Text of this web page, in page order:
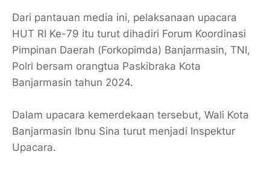
Dari pantauan media ini, pelaksanaan upacara
HUT RI Ke-79 itu turut dihadiri Forum Koordinasi
Pimpinan Daerah (Forkopimda) Banjarmasin, TNI,
Polri bersam orangtua Paskibraka Kota
Banjarmasin tahun 2024.
Dalam upacara kemerdekaan tersebut, Wali Kota
Banjarmasin Ibnu Sina turut menjadi Inspektur
Upacara.